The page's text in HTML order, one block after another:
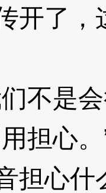
开了
是会
担心。
心什